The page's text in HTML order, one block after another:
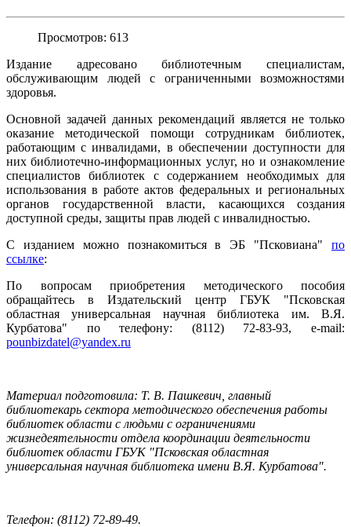
Просмотров: 613
Издание адресовано библиотечным специалистам,
обслуживающим людей с ограниченными возможностями
здоровья.
Основной задачей данных рекомендаций является не только
оказание методической помощи сотрудникам библиотек,
работающим с инвалидами, в обеспечении доступности для
них библиотечно-информационных услуг, но и ознакомление
специалистов библиотек с содержанием необходимых для
использования в работе актов федеральных и региональных
органов государственной власти, касающихся создания
доступной среды, защиты прав людей с инвалидностью.
С изданием можно познакомиться в ЭБ "Псковиана" по
ссылке:
По вопросам приобретения методического пособия
обращайтесь в Издательский центр ГБУК "Псковская
областная универсальная научная библиотека им. В.Я.
Курбатова" по телефону: (8112) 72-83-93, е-mail:
pounbizdatel@yandex.ru
Материал подготовила: Т. В. Пашкевич, главный
библиотекарь сектора методического обеспечения работы
библиотек области с людьми с ограничениями
жизнедеятельности отдела координации деятельности
библиотек области ГБУК "Псковская областная
универсальная научная библиотека имени В.Я. Курбатова".
Телефон: (8112) 72-89-49.